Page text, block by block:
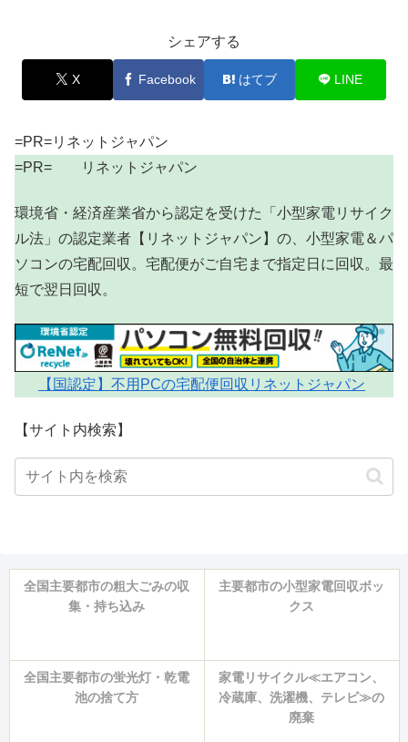
シェアする
X Facebook はてブ LINE
=PR=リネットジャパン
=PR= リネットジャパン
環境省・経済産業省から認定を受けた「小型家電リサイク
ル法」の認定業者【リネットジャパン】の、小型家電＆パ
ソコンの宅配回収。宅配便がご自宅まで指定日に回収。最
短で翌日回収。
【国認定】不用PCの宅配便回収リネットジャパン
【サイト内検索】
全国主要都市の粗大ごみの収
集・持ち込み
主要都市の小型家電回収ボッ
クス
全国主要都市の蛍光灯・乾電
池の捨て方
家電リサイクル≪エアコン、
冷蔵庫、洗濯機、テレビ≫の
廃棄